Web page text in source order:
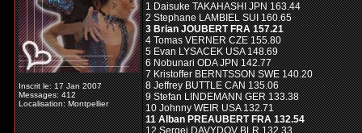
Inscrit le: 17 Jan 2007
Messages: 412
Localisation: Montpellier
1 Daisuke TAKAHASHI JPN 163.44
2 Stephane LAMBIEL SUI 160.65
3 Brian JOUBERT FRA 157.21
4 Tomas VERNER CZE 155.80
5 Evan LYSACEK USA 148.69
6 Nobunari ODA JPN 142.77
7 Kristoffer BERNTSSON SWE 140.20
8 Jeffrey BUTTLE CAN 135.06
9 Stefan LINDEMANN GER 133.38
10 Johnny WEIR USA 132.71
11 Alban PREAUBERT FRA 132.54
12 Sergei DAVYDOV BLR 132.33